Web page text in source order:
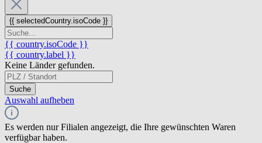
{{ selectedCountry.isoCode }}
{{ country.isoCode }}
{{ country.label }}
Keine Länder gefunden.
Suche
Auswahl aufheben
Es werden nur Filialen angezeigt, die Ihre gewünschten Waren
verfügbar haben.